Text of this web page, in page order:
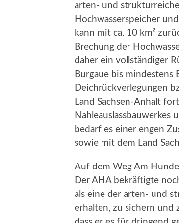
arten- und
Hochwasserspeicher
kann mit ca. 10 km²
Brechung der
daher ein vollständiger
Burgaue bis mindestens
Deichrückverlegungen
Land Sachsen-Anhalt
Nahleauslassbauwerkes
bedarf es einer engen
sowie mit dem Land
Auf dem Weg Am
Der AHA bekräftigte
als eine der arten- und
erhalten, zu sichern und